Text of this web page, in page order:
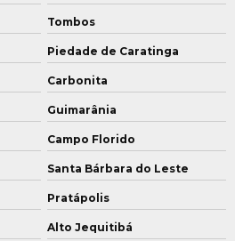
Tombos
Piedade de Caratinga
Carbonita
Guimarânia
Campo Florido
Santa Bárbara do Leste
Pratápolis
Alto Jequitibá